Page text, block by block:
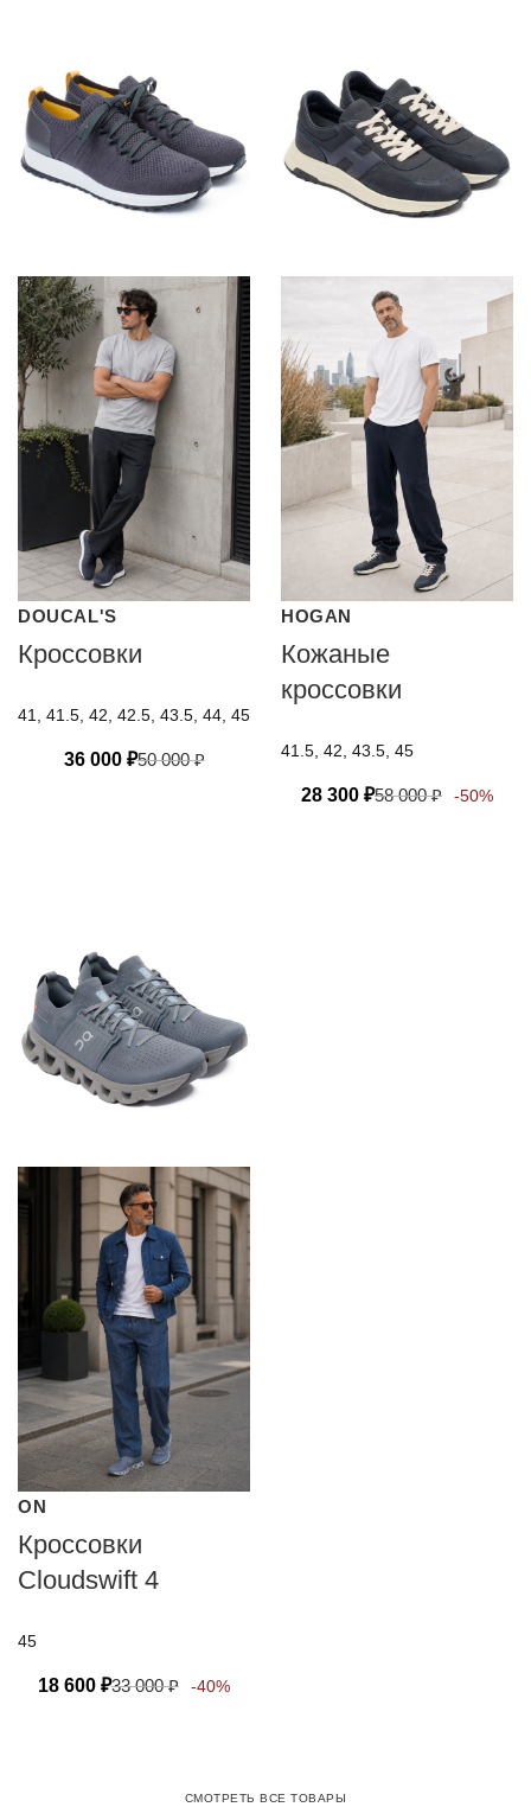
DOUCAL'S
Кроссовки
41, 41.5, 42, 42.5, 43.5, 44, 45
36 000 ₽50 000₽
HOGAN
Кожаные
кроссовки
41.5, 42, 43.5, 45
28 300 ₽58 000₽ -50%
ON
Кроссовки
Cloudswift 4
45
18 600 ₽33 000₽ -40%
СМОТРЕТЬ ВСЕ ТОВАРЫ